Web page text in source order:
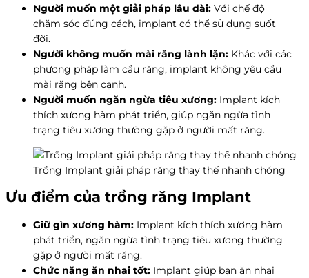
Người muốn một giải pháp lâu dài: Với chế độ
chăm sóc đúng cách, implant có thể sử dụng suốt
đời.
Người không muốn mài răng lành lặn: Khác với các
phương pháp làm cầu răng, implant không yêu cầu
mài răng bên cạnh.
Người muốn ngăn ngừa tiêu xương: Implant kích
thích xương hàm phát triển, giúp ngăn ngừa tình
trạng tiêu xương thường gặp ở người mất răng.
Trồng Implant giải pháp răng thay thế nhanh chóng
Ưu điểm của trồng răng Implant
Giữ gìn xương hàm: Implant kích thích xương hàm
phát triển, ngăn ngừa tình trạng tiêu xương thường
gặp ở người mất răng.
Chức năng ăn nhai tốt: Implant giúp bạn ăn nhai